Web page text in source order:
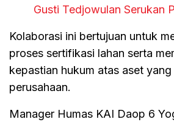
Gusti Tedjowulan Serukan
Kolaborasi ini bertujuan untuk
proses sertifikasi lahan serta
kepastian hukum atas aset
perusahaan.
Manager Humas KAI Daop 6